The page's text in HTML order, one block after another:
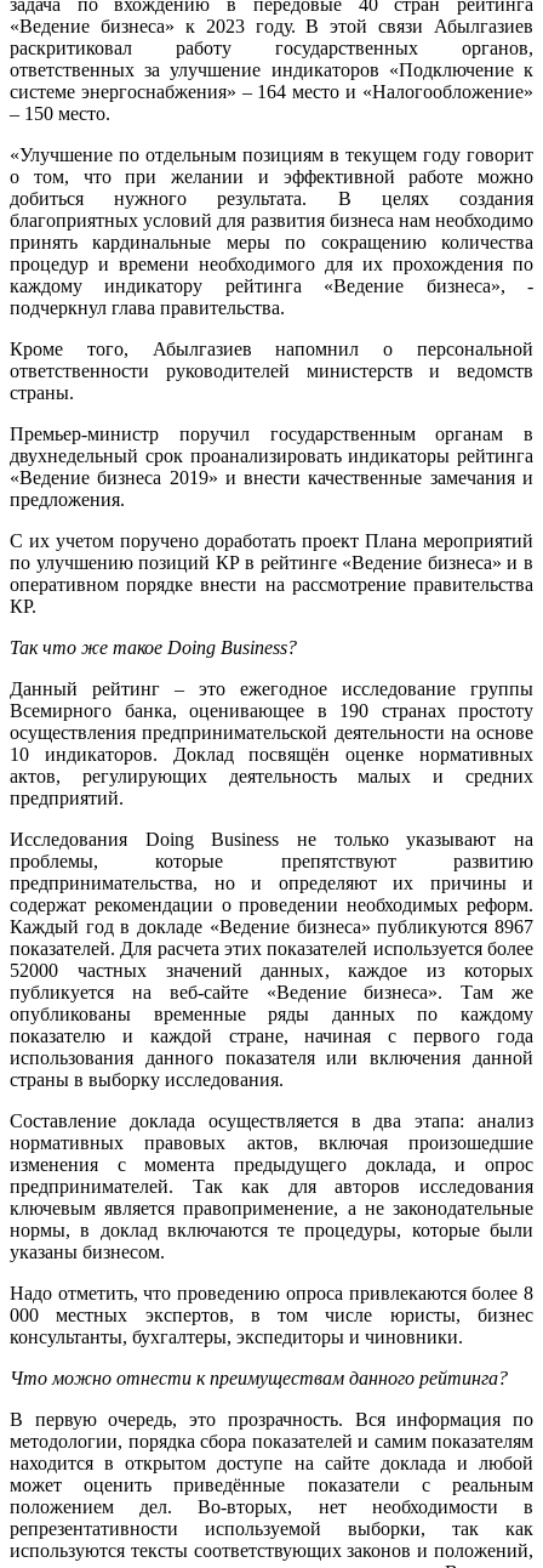
«Ведение бизнеса» к 2023 году. В этой связи Абылгазиев
раскритиковал работу государственных органов,
ответственных за улучшение индикаторов «Подключение к
системе энергоснабжения» – 164 место и «Налогообложение»
– 150 место.
«Улучшение по отдельным позициям в текущем году говорит
о том, что при желании и эффективной работе можно
добиться нужного результата. В целях создания
благоприятных условий для развития бизнеса нам необходимо
принять кардинальные меры по сокращению количества
процедур и времени необходимого для их прохождения по
каждому индикатору рейтинга «Ведение бизнеса», -
подчеркнул глава правительства.
Кроме того, Абылгазиев напомнил о персональной
ответственности руководителей министерств и ведомств
страны.
Премьер-министр поручил государственным органам в
двухнедельный срок проанализировать индикаторы рейтинга
«Ведение бизнеса 2019» и внести качественные замечания и
предложения.
С их учетом поручено доработать проект Плана мероприятий
по улучшению позиций КР в рейтинге «Ведение бизнеса» и в
оперативном порядке внести на рассмотрение правительства
КР.
Так что же такое Doing Business?
Данный рейтинг – это ежегодное исследование группы
Всемирного банка, оценивающее в 190 странах простоту
осуществления предпринимательской деятельности на основе
10 индикаторов. Доклад посвящён оценке нормативных
актов, регулирующих деятельность малых и средних
предприятий.
Исследования Doing Business не только указывают на
проблемы, которые препятствуют развитию
предпринимательства, но и определяют их причины и
содержат рекомендации о проведении необходимых реформ.
Каждый год в докладе «Ведение бизнеса» публикуются 8967
показателей. Для расчета этих показателей используется более
52000 частных значений данных, каждое из которых
публикуется на веб-сайте «Ведение бизнеса». Там же
опубликованы временные ряды данных по каждому
показателю и каждой стране, начиная с первого года
использования данного показателя или включения данной
страны в выборку исследования.
Составление доклада осуществляется в два этапа: анализ
нормативных правовых актов, включая произошедшие
изменения с момента предыдущего доклада, и опрос
предпринимателей. Так как для авторов исследования
ключевым является правоприменение, а не законодательные
нормы, в доклад включаются те процедуры, которые были
указаны бизнесом.
Надо отметить, что проведению опроса привлекаются более 8
000 местных экспертов, в том числе юристы, бизнес
консультанты, бухгалтеры, экспедиторы и чиновники.
Что можно отнести к преимуществам данного рейтинга?
В первую очередь, это прозрачность. Вся информация по
методологии, порядка сбора показателей и самим показателям
находится в открытом доступе на сайте доклада и любой
может оценить приведённые показатели с реальным
положением дел. Во-вторых, нет необходимости в
репрезентативности используемой выборки, так как
используются тексты соответствующих законов и положений,